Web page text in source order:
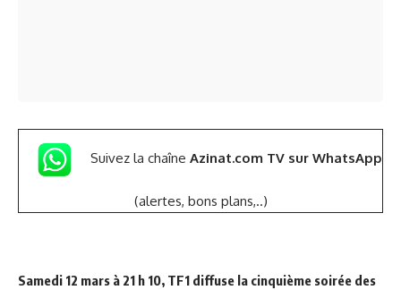
Suivez la chaîne Azinat.com TV sur WhatsApp
(alertes, bons plans,..)
Samedi 12 mars à 21 h 10, TF1 diffuse la cinquième soirée des